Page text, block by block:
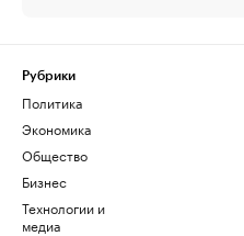
Рубрики
Политика
Экономика
Общество
Бизнес
Технологии и
медиа